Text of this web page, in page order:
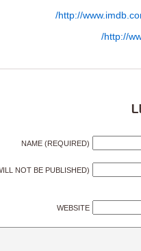
http://
http://
NAME (REQUIRED)
NOT BE PUBLISHED)
WEBSITE